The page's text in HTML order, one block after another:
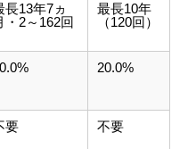
長13年7ヵ
・2～162回
最長10年
（120回）
20.0%
要 不要